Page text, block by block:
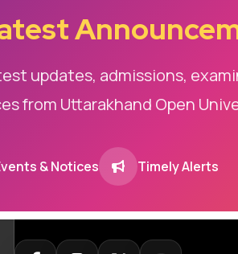
updates, admissions,
from Uttarakhand Open
& Notices Timely Alerts